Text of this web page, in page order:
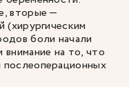
вторые —
(хирургическим
боли начали
на то, что